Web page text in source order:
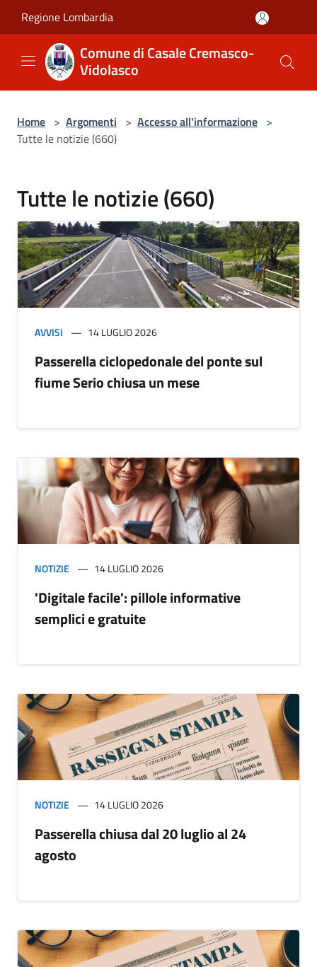
Regione Lombardia
Comune di Casale Cremasco-
Vidolasco
Home > Argomenti > Accesso all'informazione >
Tutte le notizie (660)
Tutte le notizie (660)
AVVISI 14 LUGLIO 2026
Passerella ciclopedonale del ponte sul
fiume Serio chiusa un mese
NOTIZIE 14 LUGLIO 2026
'Digitale facile': pillole informative
semplici e gratuite
NOTIZIE 14 LUGLIO 2026
Passerella chiusa dal 20 luglio al 24
agosto